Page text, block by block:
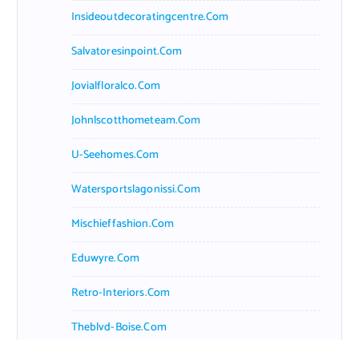
Insideoutdecoratingcentre.com
Salvatoresinpoint.com
Jovialfloralco.com
Johnlscotthometeam.com
U-Seehomes.com
Watersportslagonissi.com
Mischieffashion.com
Eduwyre.com
Retro-Interiors.com
Theblvd-Boise.com